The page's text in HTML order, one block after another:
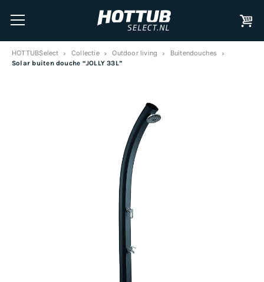
HOTTUBSelect Collectie Outdoor living Buitendouches
Solar buiten douche “JOLLY 33L”